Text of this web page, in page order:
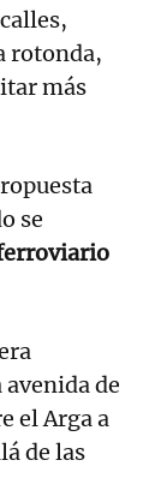
rotonda,
más
se
de
el Arga a
de las